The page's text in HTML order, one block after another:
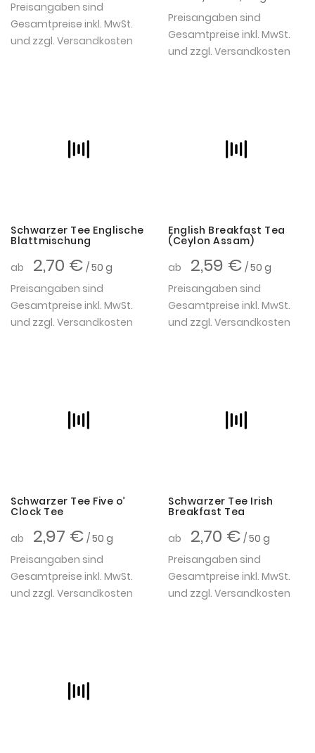
Preisangaben sind
Gesamtpreise inkl. MwSt.
und zzgl. Versandkosten
Preisangaben sind
Gesamtpreise inkl. MwSt.
und zzgl. Versandkosten
Schwarzer Tee Englische
Blattmischung
ab
2,70 € / 50 g
Preisangaben sind
Gesamtpreise inkl. MwSt.
und zzgl. Versandkosten
English Breakfast Tea
(Ceylon Assam)
ab
2,59 € / 50 g
Preisangaben sind
Gesamtpreise inkl. MwSt.
und zzgl. Versandkosten
Schwarzer Tee Five o’
Clock Tee
ab
2,97 € / 50 g
Preisangaben sind
Gesamtpreise inkl. MwSt.
und zzgl. Versandkosten
Schwarzer Tee Irish
Breakfast Tea
ab
2,70 € / 50 g
Preisangaben sind
Gesamtpreise inkl. MwSt.
und zzgl. Versandkosten